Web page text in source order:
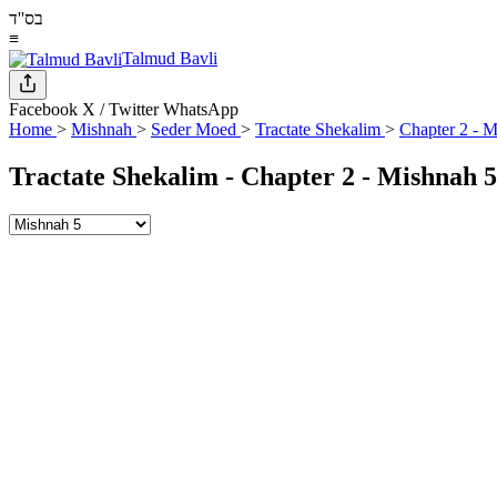
בס''ד
≡
Talmud Bavli
Facebook X / TwitterWhatsApp
Home > Mishnah > Seder Moed > Tractate Shekalim > Chapter 2 -
Tractate Shekalim - Chapter 2 - Mishnah 5